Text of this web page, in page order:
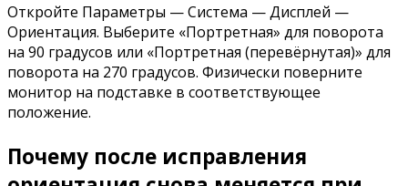
Откройте Параметры — Система — Дисплей —
Ориентация. Выберите «Портретная» для поворота
на 90 градусов или «Портретная (перевёрнутая)» для
поворота на 270 градусов. Физически поверните
монитор на подставке в соответствующее
положение.
Почему после исправления